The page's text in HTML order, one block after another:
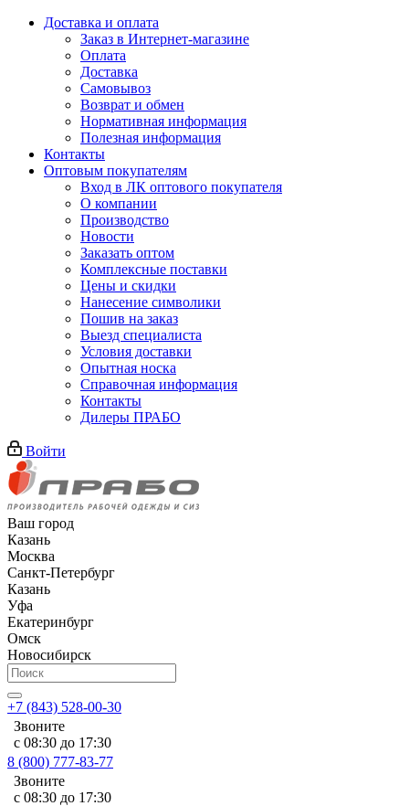
Доставка и оплата
Заказ в Интернет-магазине
Оплата
Доставка
Самовывоз
Возврат и обмен
Нормативная информация
Полезная информация
Контакты
Оптовым покупателям
Вход в ЛК оптового покупателя
О компании
Производство
Новости
Заказать оптом
Комплексные поставки
Цены и скидки
Нанесение символики
Пошив на заказ
Выезд специалиста
Условия доставки
Опытная носка
Справочная информация
Контакты
Дилеры ПРАБО
Войти
Ваш город
Казань
Москва
Санкт-Петербург
Казань
Уфа
Екатеринбург
Омск
Новосибирск
+7 (843) 528-00-30
Звоните
с 08:30 до 17:30
8 (800) 777-83-77
Звоните
с 08:30 до 17:30